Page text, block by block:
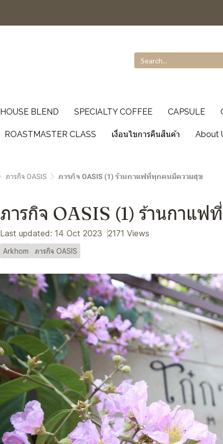
HOUSE BLEND SPECIALTY COFFEE CAPSULE
ROASTMASTER CLASS เงื่อนไขการคืนสินค้า About
ภารกิจ OASIS ภารกิจ OASIS (1) ร้านกาแฟที่ทุกคนมีความสุข
ภารกิจ OASIS (1) ร้านกาแ
Last updated: 14 Oct 2023 2171 Views
Arkhom ภารกิจ OASIS